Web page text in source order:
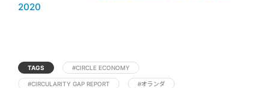
2020
TAGS #CIRCLE ECONOMY
#CIRCULARITY GAP REPORT #オランダ